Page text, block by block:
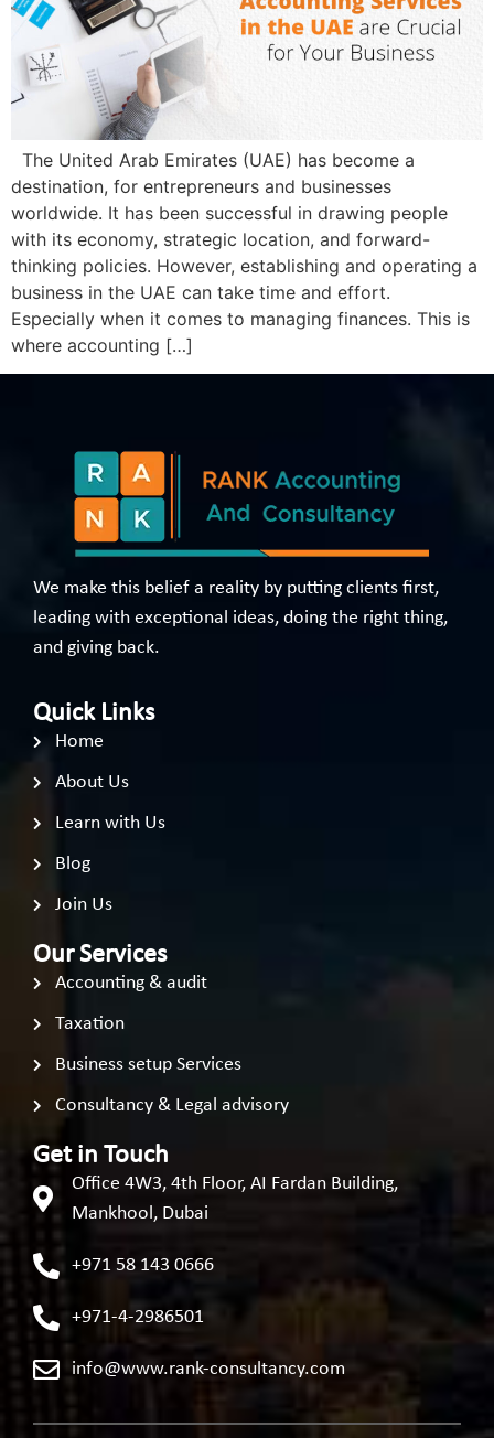
The United Arab Emirates (UAE) has become a
destination, for entrepreneurs and businesses
worldwide. It has been successful in drawing people
with its economy, strategic location, and forward-
thinking policies. However, establishing and operating a
business in the UAE can take time and effort.
Especially when it comes to managing finances. This is
where accounting […]
We make this belief a reality by putting clients first,
leading with exceptional ideas, doing the right thing,
and giving back.
Quick Links
Home
About Us
Learn with Us
Blog
Join Us
Our Services
Accounting & audit
Taxation
Business setup Services
Consultancy & Legal advisory
Get in Touch
Office 4W3, 4th Floor, AI Fardan Building,
Mankhool, Dubai
+971 58 143 0666
+971-4-2986501
info@www.rank-consultancy.com